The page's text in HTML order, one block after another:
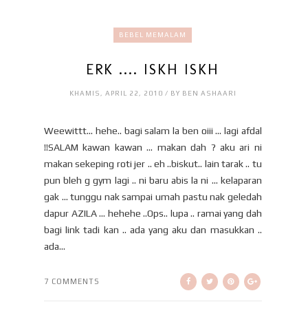
BEBEL MEMALAM
ERK .... ISKH ISKH
KHAMIS, APRIL 22, 2010 / BY BEN ASHAARI
Weewittt... hehe.. bagi salam la ben oiii ... lagi afdal
!!SALAM kawan kawan ... makan dah ? aku ari ni
makan sekeping roti jer .. eh ..biskut.. lain tarak .. tu
pun bleh g gym lagi .. ni baru abis la ni ... kelaparan
gak ... tunggu nak sampai umah pastu nak geledah
dapur AZILA ... hehehe ..Ops.. lupa .. ramai yang dah
bagi link tadi kan .. ada yang aku dan masukkan ..
ada...
7 COMMENTS